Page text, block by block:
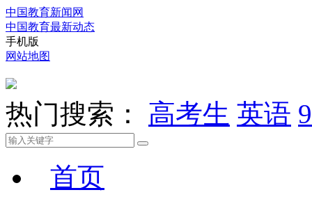
中国教育新闻网
中国教育最新动态
手机版
网站地图
热门搜索： 高考生 英语
首页